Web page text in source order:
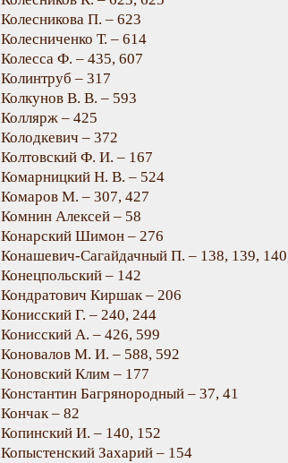
Колесникова П. – 623
Колесниченко Т. – 614
Колесса Ф. – 435, 607
Колинтруб – 317
Колкунов В. В. – 593
Коллярж – 425
Колодкевич – 372
Колтовский Ф. И. – 167
Комарницкий Н. В. – 524
Комаров М. – 307, 427
Комнин Алексей – 58
Конарский Шимон – 276
Конашевич-Сагайдачный П. – 138, 139,
Конецпольский – 142
Кондратович Киршак – 206
Конисский Г. – 240, 244
Конисский А. – 426, 599
Коновалов М. И. – 588, 592
Коновский Клим – 177
Константин Багрянородный – 37, 41
Кончак – 82
Копинский И. – 140, 152
Копыстенский Захарий – 154